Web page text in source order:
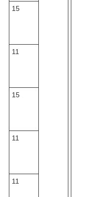
15
11
15
11
11